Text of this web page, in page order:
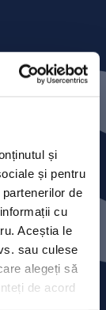
și
și pentru
de
cu
Aceștia le
sau culese
alegeți să
de acord